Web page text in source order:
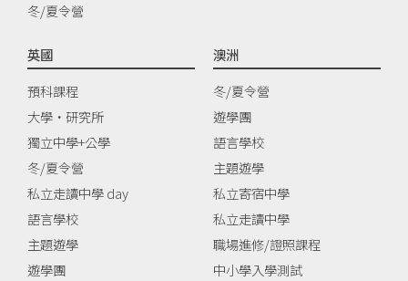
冬/夏令營
英國
預科課程
大學‧研究所
獨立中學+公學
冬/夏令營
私立走讀中學 day
語言學校
主題遊學
遊學團
澳洲
冬/夏令營
遊學團
語言學校
主題遊學
私立寄宿中學
私立走讀中學
職場進修/證照課程
中小學入學測試